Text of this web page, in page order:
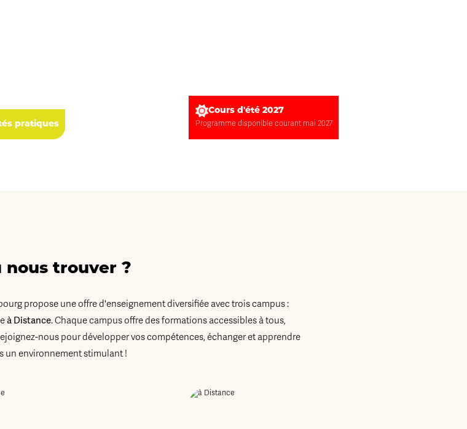
pratiques
Cours d'été 2027
Programme disponible courant mai 2027
nous trouver ?
propose une offre d'enseignement diversifiée avec trois campus :
à Distance. Chaque campus offre des formations accessibles à tous,
nous pour développer vos compétences, échanger et apprendre
un environnement stimulant !